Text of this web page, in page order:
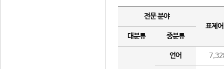
전문 분야
표제
대분류
중분류
언어